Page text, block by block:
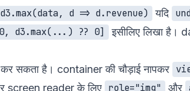
d3.max(data, d => d.revenue) यदि
d3.max(...) ?? 0]
इसीलिए लिखा है।
सकता है। container की चौड़ाई नापकर
screen reader के लिए role="img" और